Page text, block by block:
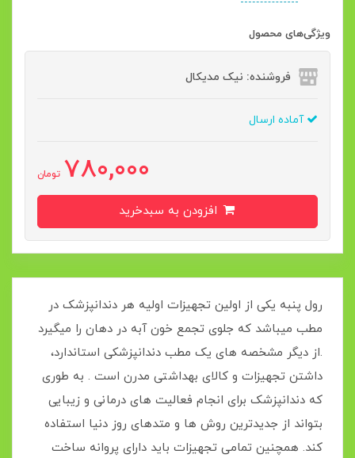
ویژگی‌های محصول
فروشنده: نیک مدیکال
آماده ارسال
780,000 تومان
رول پنبه یکی از اولین تجهیزات اولیه هر دندانپزشک در
مطب میباشد که جلوی تجمع خون آبه در دهان را میگیرد
.از دیگر مشخصه های یک مطب دندانپزشکی استاندارد،
داشتن تجهیزات و کالای بهداشتی مدرن است . به طوری
که دندانپزشک برای انجام فعالیت های درمانی و زیبایی
بتواند از جدیدترین روش ها و متدهای روز دنیا استفاده
کند. همچنین تمامی تجهیزات باید دارای پروانه ساخت